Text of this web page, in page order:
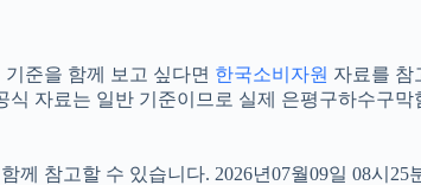
준을 함께 보고 싶다면 한국소비자원 자료를 참
자료는 일반 기준이므로 실제 은평구하수구
께 참고할 수 있습니다. 2026년07월09일 08시